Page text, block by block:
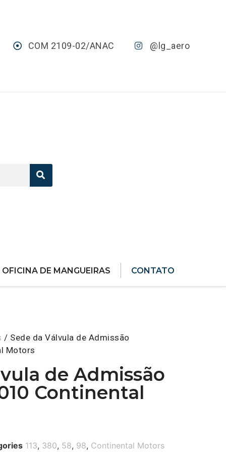
COM 2109-02/ANAC @lg_aero
OFICINA DE MANGUEIRAS CONTATO
/ Sede da Válvula de Admissão
Motors
de Admissão
Continental
113, 380, 58, 98, Continental Motors